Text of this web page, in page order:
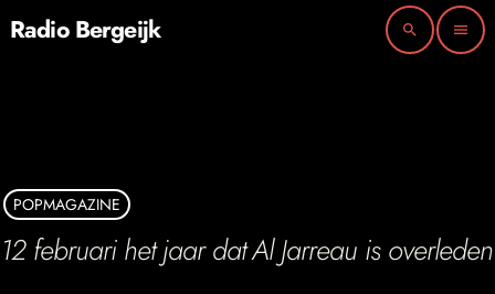
Radio Bergeijk search menu
POPMAGAZINE
12 februari het jaar dat Al Jarreau is overleden